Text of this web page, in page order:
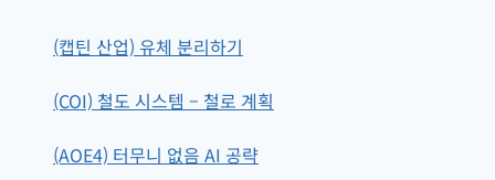
(캡틴 산업) 유체 분리하기
(COI) 철도 시스템 – 철로 계획
(AOE4) 터무니 없음 AI 공략